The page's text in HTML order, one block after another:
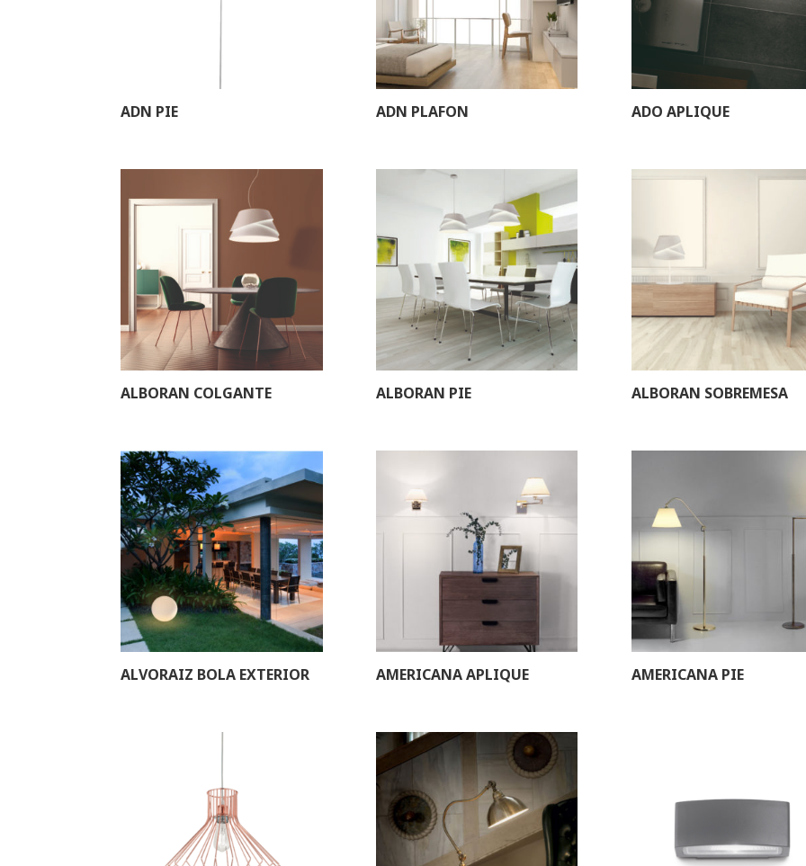
ADN PIE ADN PLAFON ADO APLIQUE
ALBORAN COLGANTE ALBORAN PIE ALBORAN SOBREMESA
ALVORAIZ BOLA EXTERIOR AMERICANA APLIQUE AMERICANA PIE